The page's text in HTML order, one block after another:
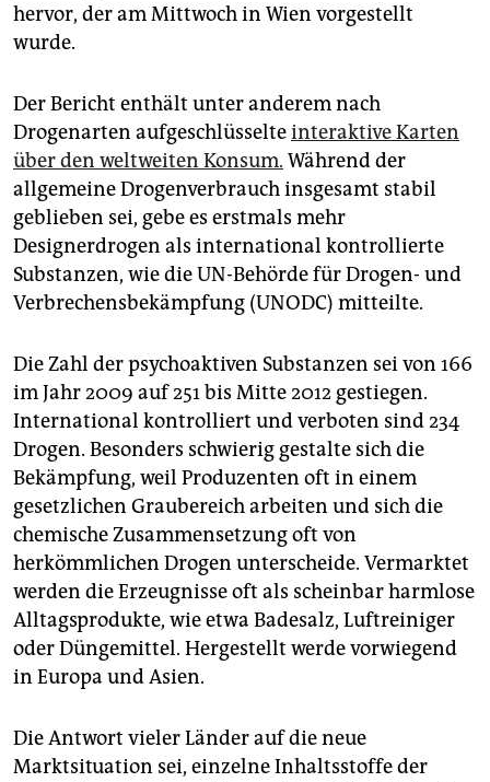
epaper login
hervor, der am Mittwoch in Wien vorgestellt
wurde.
Der Bericht enthält unter anderem nach
Drogenarten aufgeschlüsselteinteraktive Karten
über den weltweiten Konsum. Während der
allgemeine Drogenverbrauch insgesamt stabil
geblieben sei, gebe es erstmals mehr
Designerdrogen als international kontrollierte
Substanzen, wie die UN-Behörde für Drogen- und
Verbrechensbekämpfung (UNODC) mitteilte.
Die Zahl der psychoaktiven Substanzen sei von 166
im Jahr 2009 auf 251 bis Mitte 2012 gestiegen.
International kontrolliert und verboten sind 234
Drogen. Besonders schwierig gestalte sich die
Bekämpfung, weil Produzenten oft in einem
gesetzlichen Graubereich arbeiten und sich die
chemische Zusammensetzung oft von
herkömmlichen Drogen unterscheide. Vermarktet
werden die Erzeugnisse oft als scheinbar harmlose
Alltagsprodukte, wie etwa Badesalz, Luftreiniger
oder Düngemittel. Hergestellt werde vorwiegend
in Europa und Asien.
Die Antwort vieler Länder auf die neue
Marktsituation sei, einzelne Inhaltsstoffe der